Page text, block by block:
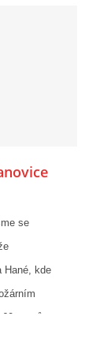
se
Hané, kde
metrů